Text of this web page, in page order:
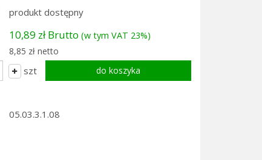
produkt dostępny
10,89 zł Brutto(w tym VAT 23%)
8,85 zł netto
szt
05.03.3.1.08